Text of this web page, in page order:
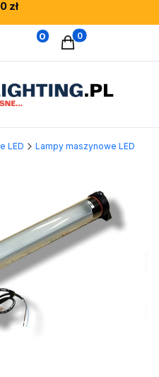
zł
0 Produkty w
LED Lampy maszynowe LED